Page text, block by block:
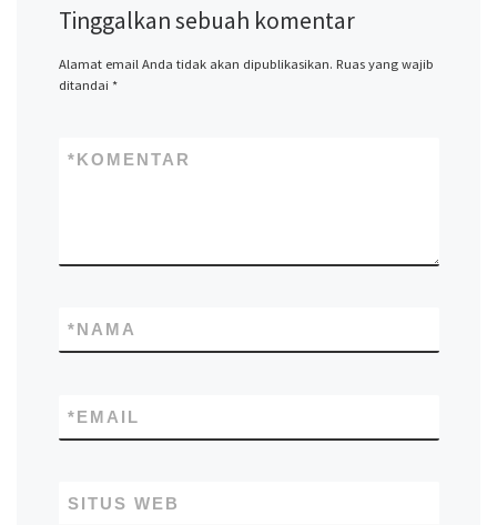
Tinggalkan sebuah komentar
Alamat email Anda tidak akan dipublikasikan. Ruas yang wajib
ditandai *
KOMENTAR
*
NAMA
*
EMAIL
*
SITUS WEB